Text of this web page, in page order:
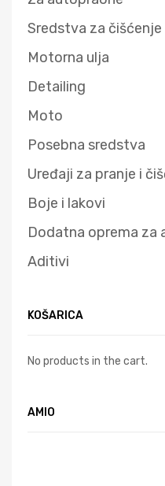
Sredstva za čišćenje
Motorna ulja
Detailing
Moto
Posebna sredstva
Uređaji za pranje i
Boje i lakovi
Dodatna oprema za
Aditivi
KOŠARICA
No products in the cart.
AMIO